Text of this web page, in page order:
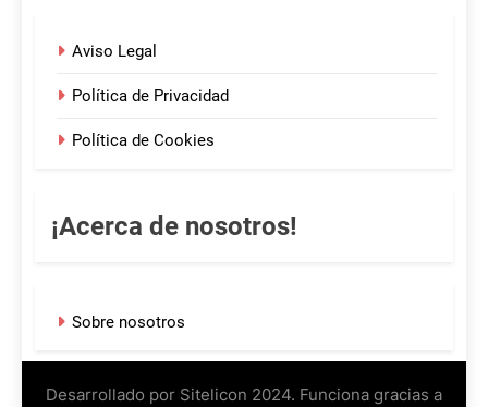
Aviso Legal
Política de Privacidad
Política de Cookies
¡Acerca de nosotros!
Sobre nosotros
Desarrollado por Sitelicon 2024. Funciona gracias a